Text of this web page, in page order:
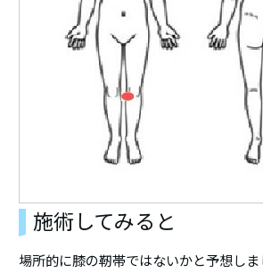
施術してみると
場所的に膝の靭帯ではないかと予想しま